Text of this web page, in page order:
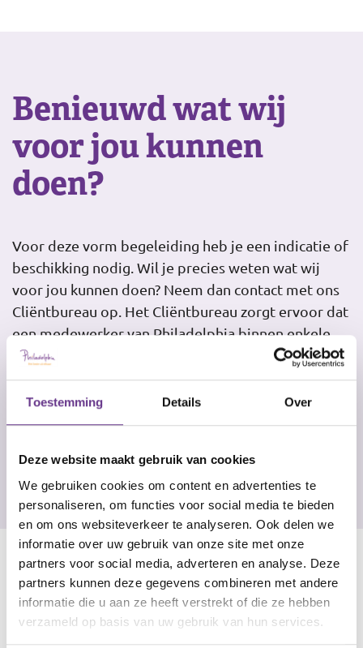
Toestemming Details Over
Deze website maakt gebruik van cookies
We gebruiken cookies om content en advertenties te
personaliseren, om functies voor social media te bieden
en om ons websiteverkeer te analyseren. Ook delen we
informatie over uw gebruik van onze site met onze
partners voor social media, adverteren en analyse. Deze
partners kunnen deze gegevens combineren met andere
informatie die u aan ze heeft verstrekt of die ze hebben
verzameld op basis van uw gebruik van hun services.
Benieuwd wat wij
voor jou kunnen
doen?
Voor deze vorm begeleiding heb je een indicatie of
beschikking nodig. Wil je precies weten wat wij
voor jou kunnen doen? Neem dan contact met ons
Cliëntbureau op. Het Cliëntbureau zorgt ervoor dat
een medewerker van Philadelphia binnen enkele
dagen contact met je opneemt. Telefoonnummer
Cliëntbureau: 0800-0830